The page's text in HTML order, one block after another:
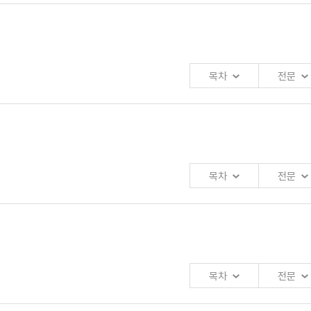
교 경영대학 교수
목차 전문
목차 전문
목차 전문